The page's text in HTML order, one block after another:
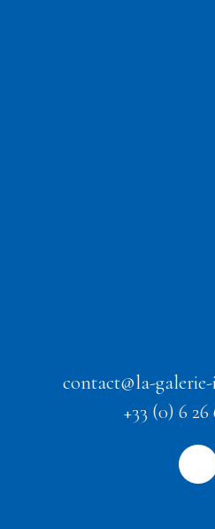
contact@la-
+33 (0) 6 26